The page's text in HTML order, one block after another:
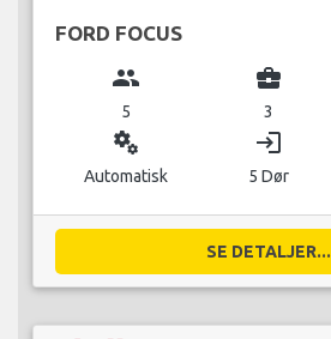
FORD FOCUS
group
5
business_center
3
miscellaneous_services
Automatisk
login
5 Dør
SE DETALJER...